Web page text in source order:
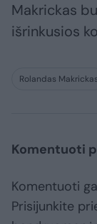
Makrickas
išrinkusios
Rolandas Makrickas
Komentuoti
Komentuoti
Prisijunkite